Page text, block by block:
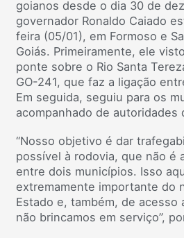
goianos desde o dia 30 de
governador Ronaldo Caiado
feira (05/01), em Formoso e
Goiás. Primeiramente, ele
ponte sobre o Rio Santa
GO-241, que faz a ligação
Em seguida, seguiu para os
acompanhado de autoridades
“Nosso objetivo é dar
possível à rodovia, que não é
entre dois municípios. Isso
extremamente importante do
Estado e, também, de acesso
não brincamos em serviço”,